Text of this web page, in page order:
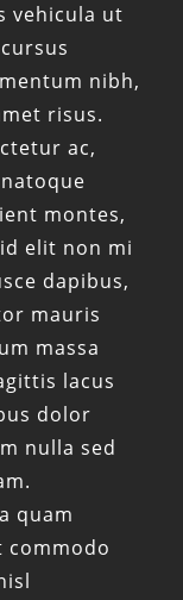
vehicula ut
nibh,
risus.
ac,
montes,
elit non mi
dapibus,
mauris
massa
lacus
dolor
nulla sed
quam
commodo